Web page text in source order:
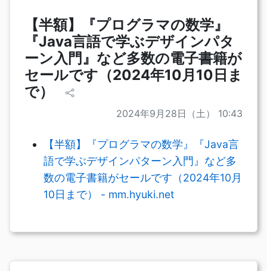
【半額】『プログラマの数学』
『Java言語で学ぶデザインパタ
ーン入門』など多数の電子書籍が
セールです（2024年10月10日ま
で）
2024年9月28日（土） 10:43
【半額】『プログラマの数学』『Java言
語で学ぶデザインパターン入門』など多
数の電子書籍がセールです（2024年10月
10日まで） - mm.hyuki.net